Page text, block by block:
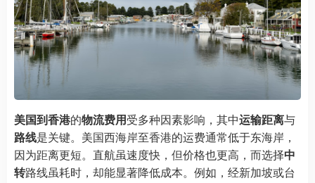
美国到香港的物流费用受多种因素影响，其中运输距离与
路线是关键。美国西海岸至香港的运费通常低于东海岸，
因为距离更短。直航虽速度快，但价格也更高，而选择中
转路线虽耗时，却能显著降低成本。例如，经新加坡或台